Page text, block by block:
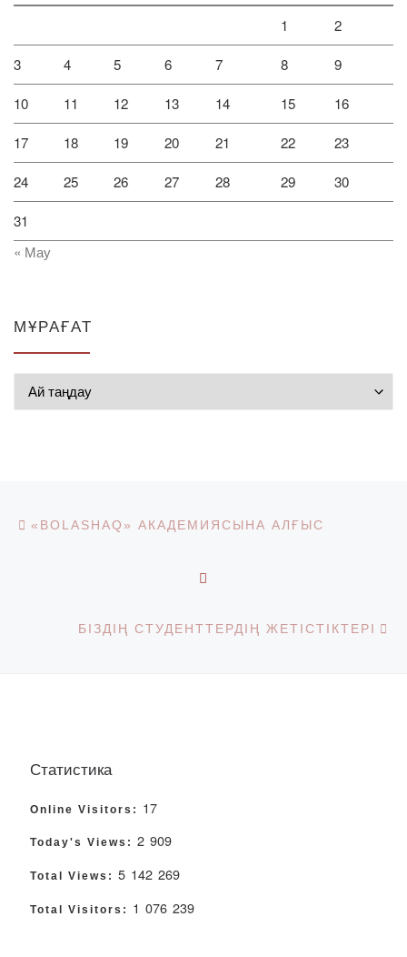
1 2
3 4 5 6 7 8 9
10 11 12 13 14 15 16
17 18 19 20 21 22 23
24 25 26 27 28 29 30
31
« Мау
МҰРАҒАТ
Post navigation
«BOLASHAQ» АКАДЕМИЯСЫНА АЛҒЫС
БІЗДІҢ СТУДЕНТТЕРДІҢ ЖЕТІСТІКТЕРІ
Статистика
Online Visitors: 17
Today's Views: 2 909
Total Views: 5 142 269
Total Visitors: 1 076 239